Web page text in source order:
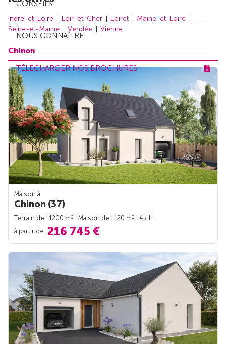
CONSEILS
NOUS CONNAÎTRE
TÉLÉCHARGER NOS BROCHURES
Indre-et-Loire Loir-et-Cher Loiret
Maine-et-Loire
Seine-et-Marne
Vendée Vienne
Chinon
Maison à
Chinon (37)
Terrain de : 1200 m2 | Maison de : 120 m2
| 4 ch.
à partir de 216 745 €